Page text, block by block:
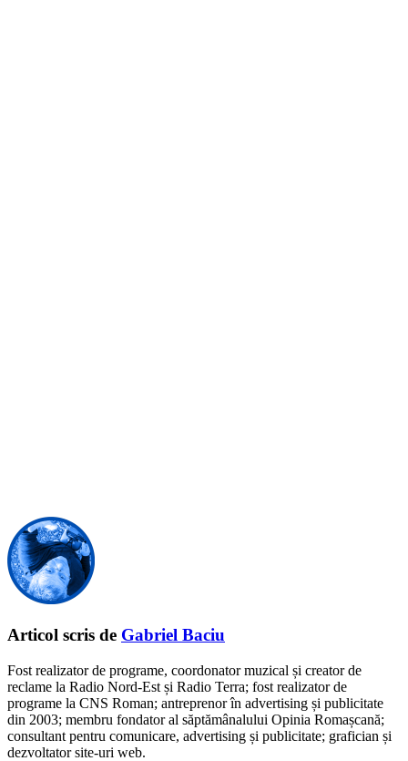
Articol scris de Gabriel Baciu
Fost realizator de programe, coordonator muzical și creator de
reclame la Radio Nord-Est și Radio Terra; fost realizator de
programe la CNS Roman; antreprenor în advertising și publicitate
din 2003; membru fondator al săptămânalului Opinia Romașcană;
consultant pentru comunicare, advertising și publicitate; grafician și
dezvoltator site-uri web.